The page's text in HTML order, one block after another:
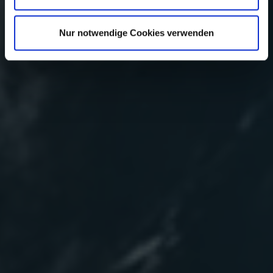
Datenschutzerklärungsowie unseremImpressum.
Einstellen oder ablehnen
Nur notwendige Cookies verwenden